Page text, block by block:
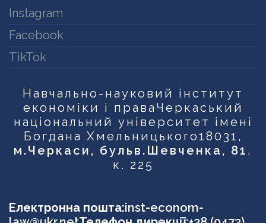
Instagram
Facebook
TikTok
Навчально-науковий інститут
економіки і права Черкаський
національний університет імені
Богдана Хмельницького18031,
м.Черкаси, бульв.Шевченка, 81 ,
к. 225
Електронна пошта:inst-econom-